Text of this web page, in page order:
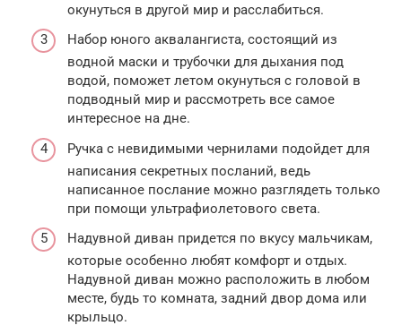
окунуться в другой мир и расслабиться.
Набор юного аквалангиста, состоящий из
водной маски и трубочки для дыхания под
водой, поможет летом окунуться с головой в
подводный мир и рассмотреть все самое
интересное на дне.
Ручка с невидимыми чернилами подойдет для
написания секретных посланий, ведь
написанное послание можно разглядеть только
при помощи ультрафиолетового света.
Надувной диван придется по вкусу мальчикам,
которые особенно любят комфорт и отдых.
Надувной диван можно расположить в любом
месте, будь то комната, задний двор дома или
крыльцо.